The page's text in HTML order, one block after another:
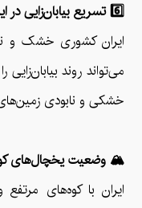
6️⃣ تسریع بیابان‌زایی در ایران
ایران کشوری خشک و
می‌تواند روند
خشکی و نابودی
🏔️ وضعیت یخچال‌های
ایران با کوه‌های